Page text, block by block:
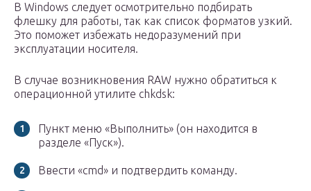
В Windows следует осмотрительно подбирать
флешку для работы, так как список форматов узкий.
Это поможет избежать недоразумений при
эксплуатации носителя.
В случае возникновения RAW нужно обратиться к
операционной утилите chkdsk:
Пункт меню «Выполнить» (он находится в
разделе «Пуск»).
Ввести «cmd» и подтвердить команду.